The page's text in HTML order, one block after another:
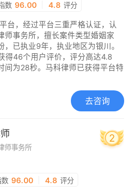
数 96.00 4.8 评分
台，经过平台三重严格认证，认
师事务所，擅长案件类型婚姻家
已执业9年，执业地区为银川。
得46个用户评价，评分高达4.8
间为28秒。马科律师已获得平台特
去咨询
师事务所
2
数 96.00 4.8 评分